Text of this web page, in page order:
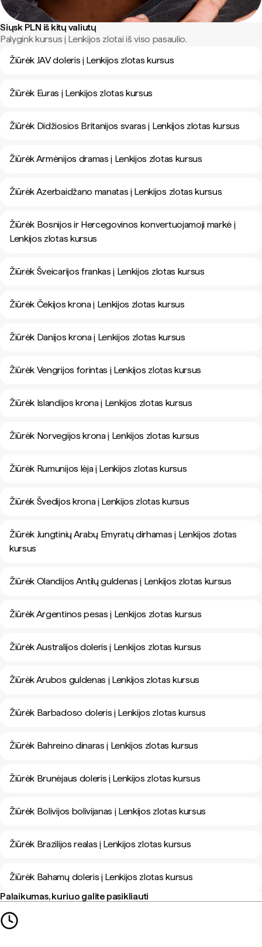
Siųsk PLN iš kitų valiutų
Palygink kursus į Lenkijos zlotai iš viso pasaulio.
Žiūrėk JAV doleris į Lenkijos zlotas kursus
Žiūrėk Euras į Lenkijos zlotas kursus
Žiūrėk Didžiosios Britanijos svaras į Lenkijos zlotas kursus
Žiūrėk Armėnijos dramas į Lenkijos zlotas kursus
Žiūrėk Azerbaidžano manatas į Lenkijos zlotas kursus
Žiūrėk Bosnijos ir Hercegovinos konvertuojamoji markė į
Lenkijos zlotas kursus
Žiūrėk Šveicarijos frankas į Lenkijos zlotas kursus
Žiūrėk Čekijos krona į Lenkijos zlotas kursus
Žiūrėk Danijos krona į Lenkijos zlotas kursus
Žiūrėk Vengrijos forintas į Lenkijos zlotas kursus
Žiūrėk Islandijos krona į Lenkijos zlotas kursus
Žiūrėk Norvegijos krona į Lenkijos zlotas kursus
Žiūrėk Rumunijos lėja į Lenkijos zlotas kursus
Žiūrėk Švedijos krona į Lenkijos zlotas kursus
Žiūrėk Jungtinių Arabų Emyratų dirhamas į Lenkijos zlotas
kursus
Žiūrėk Olandijos Antilų guldenas į Lenkijos zlotas kursus
Žiūrėk Argentinos pesas į Lenkijos zlotas kursus
Žiūrėk Australijos doleris į Lenkijos zlotas kursus
Žiūrėk Arubos guldenas į Lenkijos zlotas kursus
Žiūrėk Barbadoso doleris į Lenkijos zlotas kursus
Žiūrėk Bahreino dinaras į Lenkijos zlotas kursus
Žiūrėk Brunėjaus doleris į Lenkijos zlotas kursus
Žiūrėk Bolivijos bolivijanas į Lenkijos zlotas kursus
Žiūrėk Brazilijos realas į Lenkijos zlotas kursus
Žiūrėk Bahamų doleris į Lenkijos zlotas kursus
Palaikumas, kuriuo galite pasikliauti